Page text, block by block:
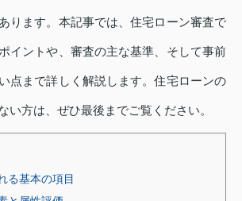
ります。本記事では、住宅ローン審査で
イントや、審査の主な基準、そして事前
点まで詳しく解説します。住宅ローンの
い方は、ぜひ最後までご覧ください。
る基本の項目